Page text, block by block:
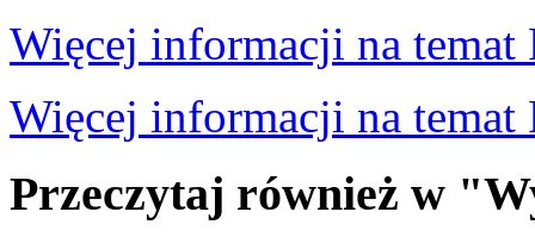
Więcej informacji na temat
Więcej informacji na
Przeczytaj również w